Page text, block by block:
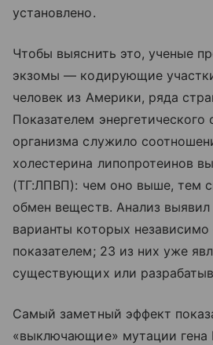
установлено.
Чтобы выяснить это, ученые
экзомы — кодирующие
человек из Америки, ряда
Показателем энергетического
организма служило
холестерина липопротеинов
(ТГ:ЛПВП): чем оно выше, тем
обмен веществ. Анализ
варианты которых
показателем; 23 из них уже
существующих или
Самый заметный эффект
«выключающие» мутации гена